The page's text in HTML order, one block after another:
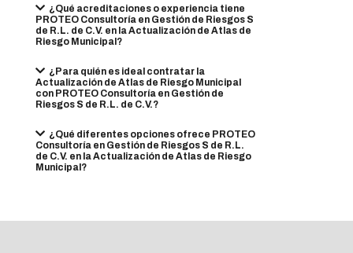
¿Qué acreditaciones o experiencia tiene
PROTEO Consultoría en Gestión de Riesgos S
de R.L. de C.V. en la Actualización de Atlas de
Riesgo Municipal?
¿Para quién es ideal contratar la
Actualización de Atlas de Riesgo Municipal
con PROTEO Consultoría en Gestión de
Riesgos S de R.L. de C.V.?
¿Qué diferentes opciones ofrece PROTEO
Consultoría en Gestión de Riesgos S de R.L.
de C.V. en la Actualización de Atlas de Riesgo
Municipal?